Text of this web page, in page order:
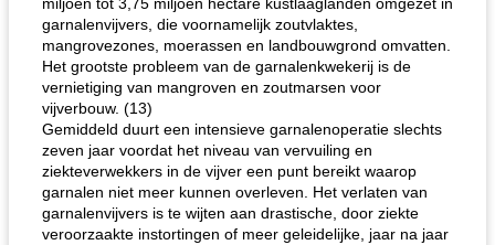
gemakkelijke rijst en hamburger een gerecht diner
garnalenvijvers, die voornamelijk zoutvlaktes,
mangrovezones, moerassen en landbouwgrond omvatten.
Het grootste probleem van de garnalenkwekerij is de
vernietiging van mangroven en zoutmarsen voor
vijverbouw. (13)
Gemiddeld duurt een intensieve garnalenoperatie slechts
zeven jaar voordat het niveau van vervuiling en
ziekteverwekkers in de vijver een punt bereikt waarop
garnalen niet meer kunnen overleven. Het verlaten van
garnalenvijvers is te wijten aan drastische, door ziekte
veroorzaakte instortingen of meer geleidelijke, jaar na jaar